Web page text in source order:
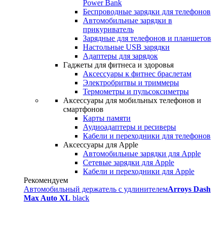
Power Bank
Беспроводные зарядки для телефонов
Автомобильные зарядки в
прикуриватель
Зарядные для телефонов и планшетов
Настольные USB зарядки
Адаптеры для зарядок
Гаджеты для фитнеса и здоровья
Аксессуары к фитнес браслетам
Электробритвы и триммеры
Термометры и пульсоксиметры
Аксессуары для мобильных телефонов и
смартфонов
Карты памяти
Аудиоадаптеры и ресиверы
Кабели и переходники для телефонов
Аксессуары для Apple
Автомобильные зарядки для Apple
Сетевые зарядки для Apple
Кабели и переходники для Apple
Рекомендуем
Автомобильный держатель с удлинителемArroys Dash
Max Auto XL black